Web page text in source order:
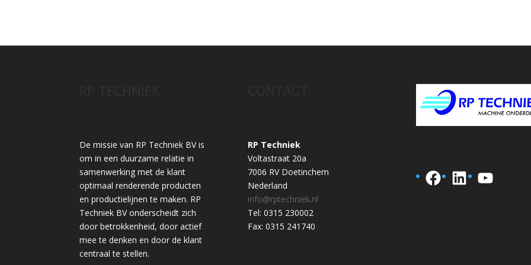
De missie van RP Techniek BV is
om in een duurzame relatie in
samenwerking met de klant
optimaal renderende producten
en productielijnen te maken. RP
Techniek BV onderscheidt zich
door betrokkenheid, door actief
mee te denken en door de klant
centraal te stellen.
RP Techniek
Voltastraat 20a
7006 RV Doetinchem
Nederland
info@rptechniek.nl
Tel: 0315 230002
Fax: 0315 241740
Facebook
LinkedIn